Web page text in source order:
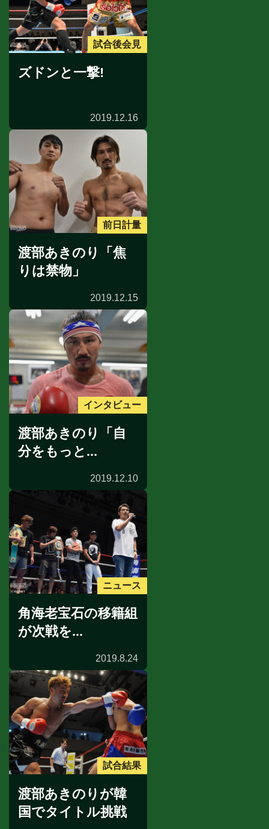
試合後会見
ズドンと一撃!
2019.12.16
前日計量
渡部あきのり「焦
りは禁物」
2019.12.15
インタビュー
渡部あきのり「自
分をもっと...
2019.12.10
ニュース
角海老宝石の移籍組
が次戦を...
2019.8.24
試合結果
渡部あきのりが韓
国でタイトル挑戦